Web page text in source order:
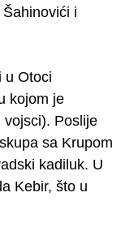
i
u Otoci
kojom je
vojsci). Poslije
sa Krupom
kadiluk. U
Kebir, što u